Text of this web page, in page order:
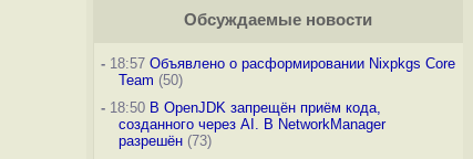
Обсуждаемые новости
-18:57 Объявлено о расформировании Nixpkgs Core
Team (50)
-18:50 В OpenJDK запрещён приём кода,
созданного через AI. В NetworkManager
разрешён(73)